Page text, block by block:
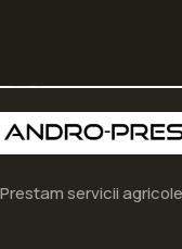
Prestam servicii